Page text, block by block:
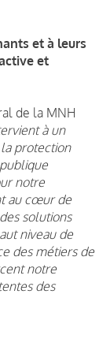
et à leurs
et
de la MNH
à un
protection
notre
au cœur de
solutions
niveau de
des métiers de
notre
des